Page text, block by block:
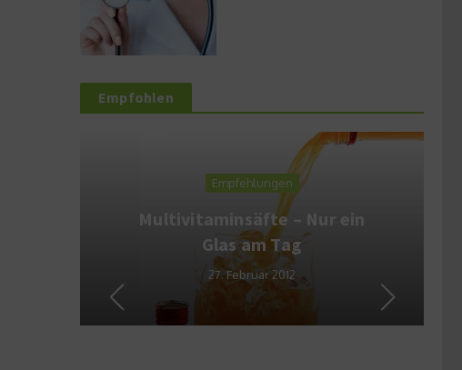
Empfohlen
Empfehlungen
Multivitaminsäfte – Nur ein
Glas am Tag
27. Februar 2012